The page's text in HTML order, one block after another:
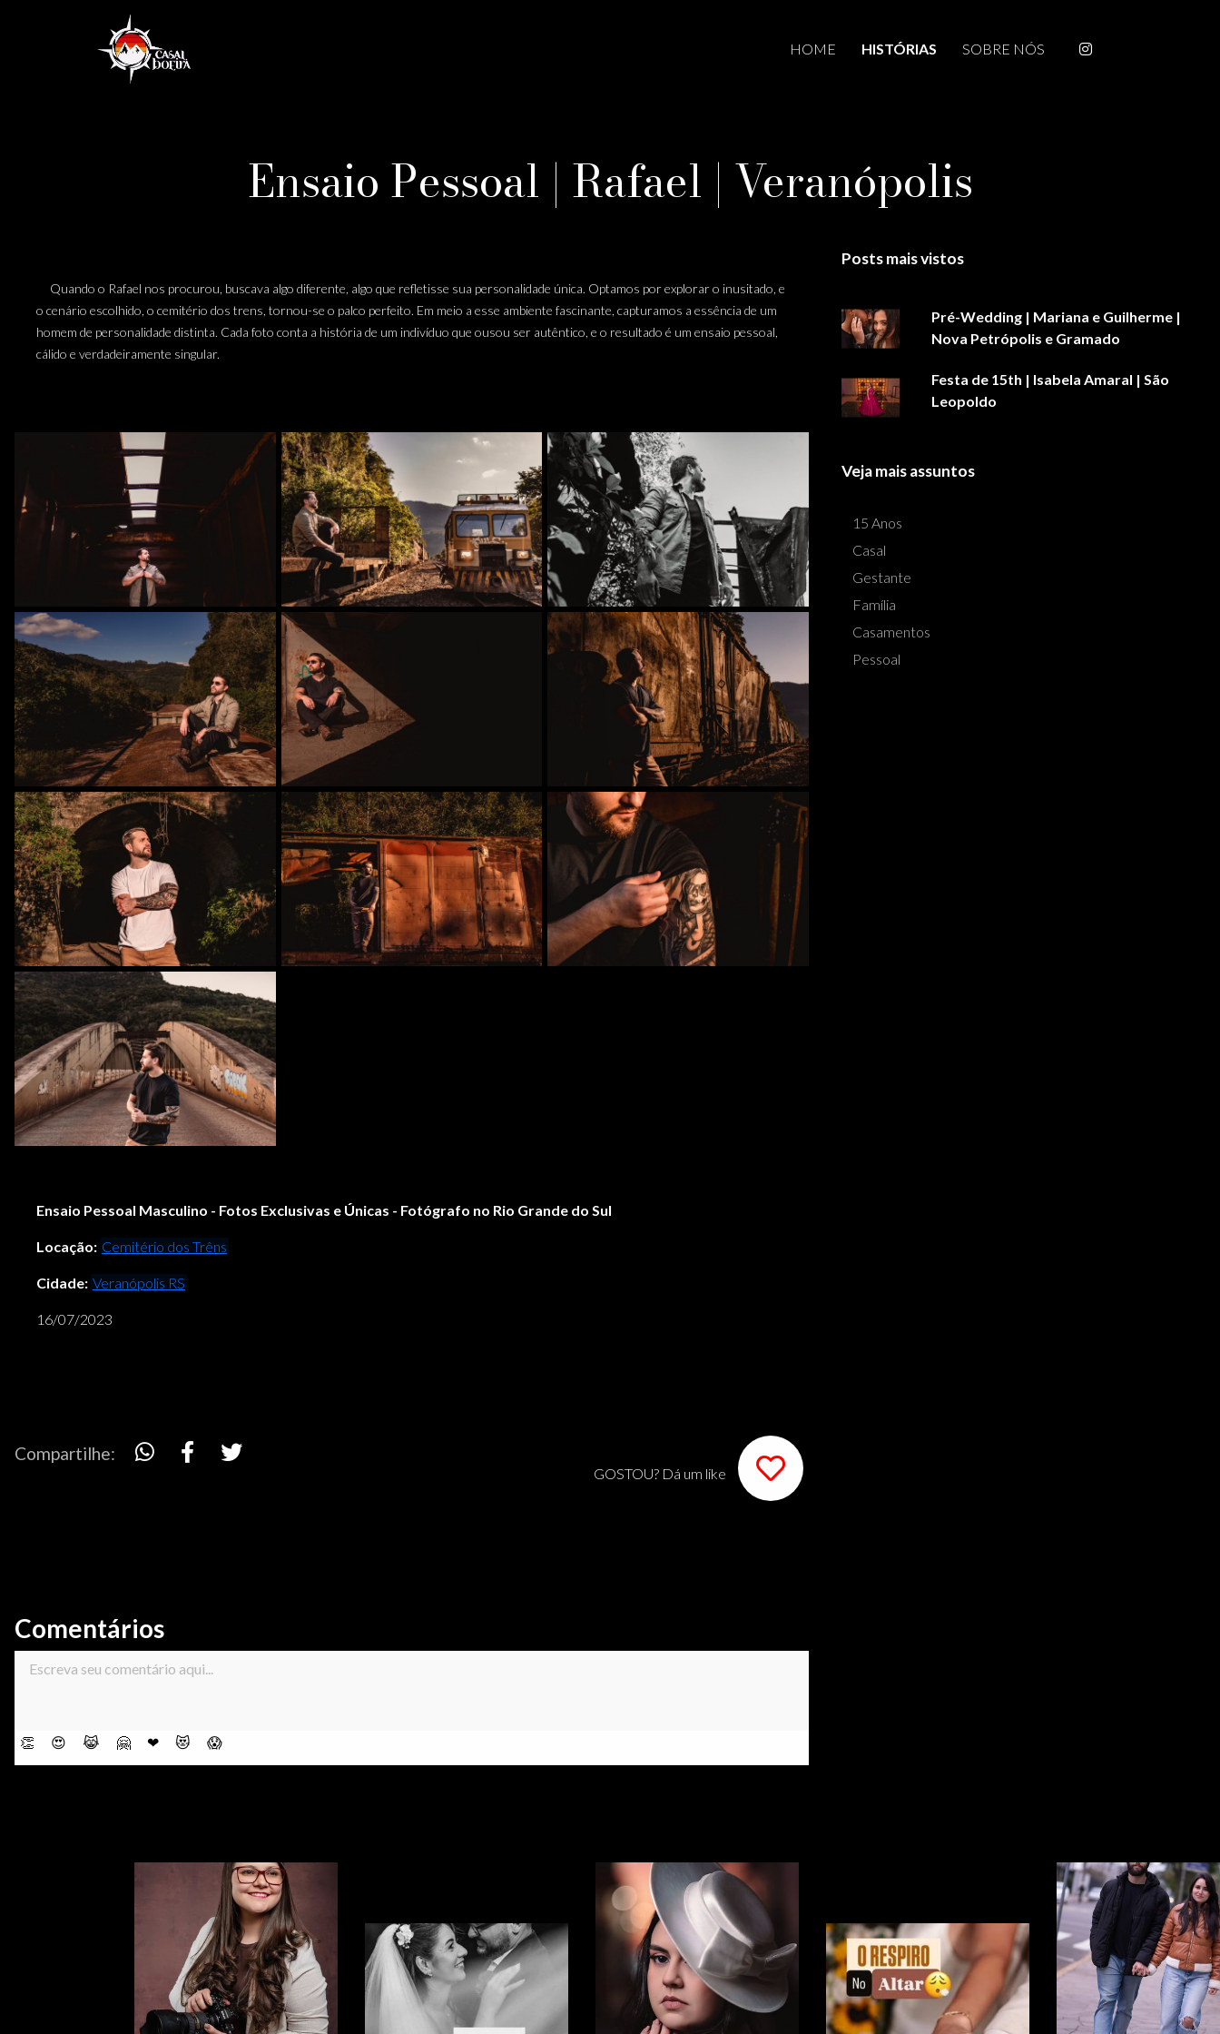
HOME HISTÓRIAS SOBRE NÓS
Ensaio Pessoal | Rafael | Veranópolis
Quando o Rafael nos procurou, buscava algo diferente, algo que refletisse sua personalidade única. Optamos por explorar o inusitado, e
o cenário escolhido, o cemitério dos trens, tornou-se o palco perfeito. Em meio a esse ambiente fascinante, capturamos a essência de um
homem de personalidade distinta. Cada foto conta a história de um indivíduo que ousou ser autêntico, e o resultado é um ensaio pessoal,
cálido e verdadeiramente singular.
Ensaio Pessoal Masculino - Fotos Exclusivas e Únicas - Fotógrafo no Rio Grande do Sul
Locação: Cemitério dos Trêns
Cidade: Veranópolis RS
16/07/2023
Compartilhe:
GOSTOU? Dá um like
Comentários
👏 😍 😹 🤗 ❤ 😻 😱
Posts mais vistos
Pré-Wedding | Mariana e Guilherme |
Nova Petrópolis e Gramado
Festa de 15th | Isabela Amaral | São
Leopoldo
Veja mais assuntos
15 Anos
Casal
Gestante
Família
Casamentos
Pessoal